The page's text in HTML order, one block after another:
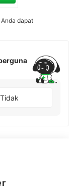
dapat
Tidak